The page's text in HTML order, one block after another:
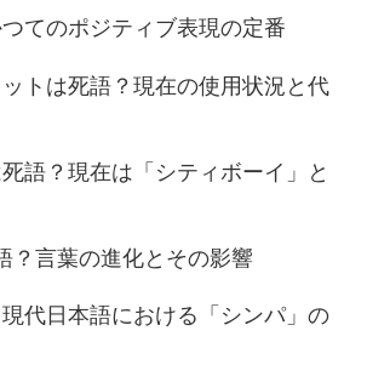
てのポジティブ表現の定番
トは死語？現在の使用状況と代
語？現在は「シティボーイ」と
？言葉の進化とその影響
代日本語における「シンパ」の